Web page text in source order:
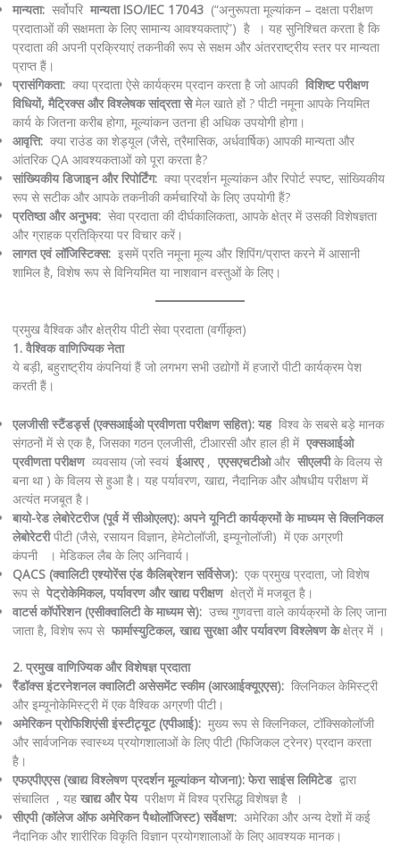
मान्यता:सर्वोपरि मान्यता ISO/IEC 17043(“अनुरूपता मूल्यांकन – दक्षता परीक्षण
प्रदाताओं की सक्षमता के लिए सामान्य आवश्यकताएं”) है । यह सुनिश्चित करता है कि
प्रदाता की अपनी प्रक्रियाएं तकनीकी रूप से सक्षम और अंतरराष्ट्रीय स्तर पर मान्यता
प्राप्त हैं।
प्रासंगिकता:क्या प्रदाता ऐसे कार्यक्रम प्रदान करता है जो आपकी विशिष्ट परीक्षण
विधियों, मैट्रिक्स और विश्लेषक सांद्रता सेमेल खाते हों ? पीटी नमूना आपके नियमित
कार्य के जितना करीब होगा, मूल्यांकन उतना ही अधिक उपयोगी होगा।
आवृत्ति:क्या राउंड का शेड्यूल (जैसे, त्रैमासिक, अर्धवार्षिक) आपकी मान्यता और
आंतरिक QA आवश्यकताओं को पूरा करता है?
सांख्यिकीय डिजाइन और रिपोर्टिंग:क्या प्रदर्शन मूल्यांकन और रिपोर्ट स्पष्ट, सांख्यिकीय
रूप से सटीक और आपके तकनीकी कर्मचारियों के लिए उपयोगी हैं?
प्रतिष्ठा और अनुभव:सेवा प्रदाता की दीर्घकालिकता, आपके क्षेत्र में उसकी विशेषज्ञता
और ग्राहक प्रतिक्रिया पर विचार करें।
लागत एवं लॉजिस्टिक्स:इसमें प्रति नमूना मूल्य और शिपिंग/प्राप्त करने में आसानी
शामिल है, विशेष रूप से विनियमित या नाशवान वस्तुओं के लिए।
प्रमुख वैश्विक और क्षेत्रीय पीटी सेवा प्रदाता (वर्गीकृत)
1. वैश्विक वाणिज्यिक नेता
ये बड़ी, बहुराष्ट्रीय कंपनियां हैं जो लगभग सभी उद्योगों में हजारों पीटी कार्यक्रम पेश
करती हैं।
एलजीसी स्टैंडर्ड्स (एक्सआईओ प्रवीणता परीक्षण सहित): यहविश्व के सबसे बड़े मानक
संगठनों में से एक है, जिसका गठन एलजीसी, टीआरसी और हाल ही में एक्सआईओ
प्रवीणता परीक्षणव्यवसाय (जो स्वयं ईआरए, एएसएचटीओऔर सीएलपीके विलय से
बना था ) के विलय से हुआ है। यह पर्यावरण, खाद्य, नैदानिक ​​और औषधीय परीक्षण में
अत्यंत मजबूत है।
बायो-रेड लेबोरेटरीज (पूर्व में सीओएलए): अपने यूनिटी कार्यक्रमों के माध्यम सेक्लिनिकल
लेबोरेटरीपीटी (जैसे, रसायन विज्ञान, हेमेटोलॉजी, इम्यूनोलॉजी) में एक अग्रणी
कंपनी । मेडिकल लैब के लिए अनिवार्य।
QACS (क्वालिटी एश्योरेंस एंड कैलिब्रेशन सर्विसेज):एक प्रमुख प्रदाता, जो विशेष
रूप से पेट्रोकेमिकल, पर्यावरण और खाद्य परीक्षणक्षेत्रों में मजबूत है।
वाटर्स कॉर्पोरेशन (एसीक्वालिटी के माध्यम से):उच्च गुणवत्ता वाले कार्यक्रमों के लिए जाना
जाता है, विशेष रूप से फार्मास्युटिकल, खाद्य सुरक्षा और पर्यावरण विश्लेषण केक्षेत्र में ।
2. प्रमुख वाणिज्यिक और विशेषज्ञ प्रदाता
रैंडॉक्स इंटरनेशनल क्वालिटी असेसमेंट स्कीम (आरआईक्यूएएस):क्लिनिकल केमिस्ट्री
और इम्यूनोकेमिस्ट्री में एक वैश्विक अग्रणी पीटी।
अमेरिकन प्रोफिशिएंसी इंस्टीट्यूट (एपीआई):मुख्य रूप से क्लिनिकल, टॉक्सिकोलॉजी
और सार्वजनिक स्वास्थ्य प्रयोगशालाओं के लिए पीटी (फिजिकल ट्रेनर) प्रदान करता
है।
एफएपीएएस (खाद्य विश्लेषण प्रदर्शन मूल्यांकन योजना): फेरा साइंस लिमिटेडद्वारा
संचालित , यह खाद्य और पेयपरीक्षण में विश्व प्रसिद्ध विशेषज्ञ है ।
सीएपी (कॉलेज ऑफ अमेरिकन पैथोलॉजिस्ट) सर्वेक्षण:अमेरिका और अन्य देशों में कई
नैदानिक ​​और शारीरिक विकृति विज्ञान प्रयोगशालाओं के लिए आवश्यक मानक।